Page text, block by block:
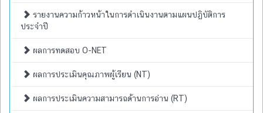
รายงานความก้าวหน้าในการดำเนินงานตามแผนปฏิบัติการ
ประจำปี
ผลการทดสอบ O-NET
ผลการประเมินคุณภาพผู้เรียน (NT)
ผลการประเมินความสามารถด้านการอ่าน (RT)